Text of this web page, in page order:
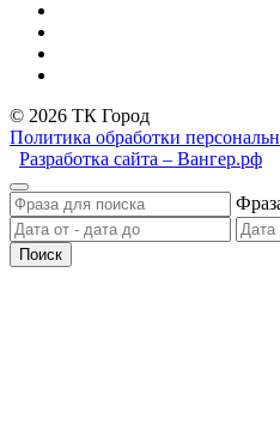
© 2026 ТК Город
Политика обработки
Разработка сайта – Вангер.рф
Поиск